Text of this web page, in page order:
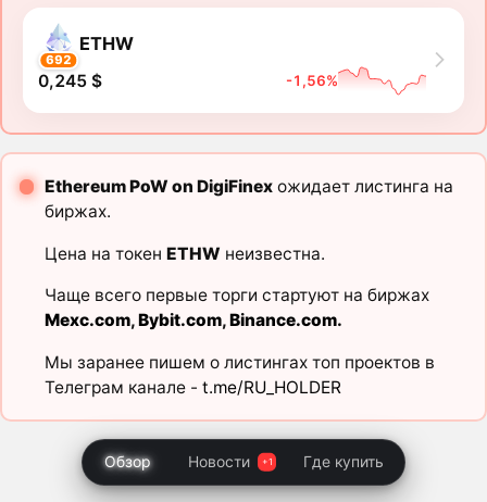
692
ETHW
0,245 $ -1,56%
Ethereum PoW on DigiFinexожидает листинга на
биржах.
Цена на токен ETHW неизвестна.
Чаще всего первые торги стартуют на биржах
Mexc.com,Bybit.com,Binance.com.
Мы заранее пишем о листингах топ проектов в
Телеграм канале - t.me/RU_HOLDER
Обзор Новости Где купить